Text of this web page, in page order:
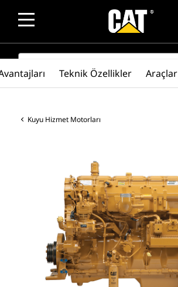
SEARCH
Kuyu Hizmet Motorları
Teknik Özellikler Araçlar